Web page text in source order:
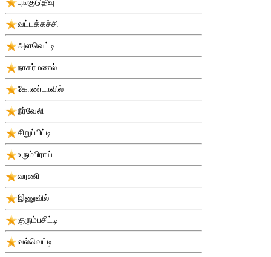
வட்டக்கச்சி
அளவெட்டி
நாகர்மணல்
கோண்டாவில்
நீர்வேலி
சிறுப்பிட்டி
உரும்பிராய்
வரணி
இணுவில்
குரும்பசிட்டி
வல்வெட்டி